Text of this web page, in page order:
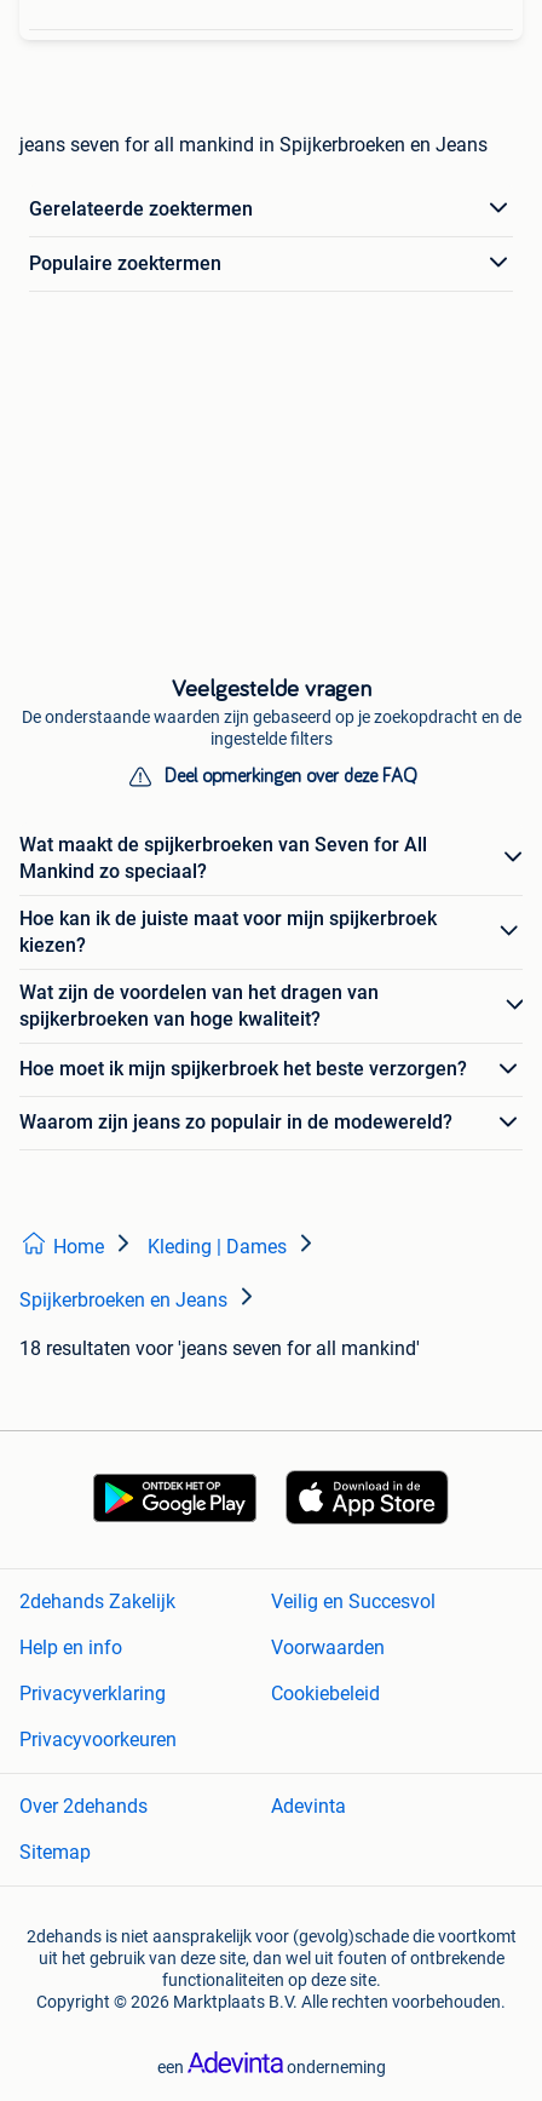
jeans seven for all mankind in Spijkerbroeken en Jeans
Gerelateerde zoektermen
Populaire zoektermen
Veelgestelde vragen
De onderstaande waarden zijn gebaseerd op je zoekopdracht en de
ingestelde filters
Deel opmerkingen over deze FAQ
Wat maakt de spijkerbroeken van Seven for All
Mankind zo speciaal?
Hoe kan ik de juiste maat voor mijn spijkerbroek
kiezen?
Wat zijn de voordelen van het dragen van
spijkerbroeken van hoge kwaliteit?
Hoe moet ik mijn spijkerbroek het beste verzorgen?
Waarom zijn jeans zo populair in de modewereld?
Home Kleding | Dames
Spijkerbroeken en Jeans
18 resultaten voor 'jeans seven for all mankind'
2dehands Zakelijk
Veilig en Succesvol
Help en info
Voorwaarden
Privacyverklaring
Cookiebeleid
Privacyvoorkeuren
Over 2dehands
Adevinta
Sitemap
2dehands is niet aansprakelijk voor (gevolg)schade die voortkomt
uit het gebruik van deze site, dan wel uit fouten of ontbrekende
functionaliteiten op deze site.
Copyright © 2026 Marktplaats B.V. Alle rechten voorbehouden.
een onderneming